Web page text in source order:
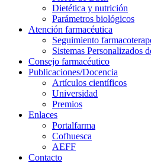
Dietética y nutrición
Parámetros biológicos
Atención farmacéutica
Seguimiento
Sistemas Personalizados
Consejo farmacéutico
Publicaciones/Docencia
Artículos científicos
Universidad
Premios
Enlaces
Portalfarma
Cofhuesca
AEFF
Contacto